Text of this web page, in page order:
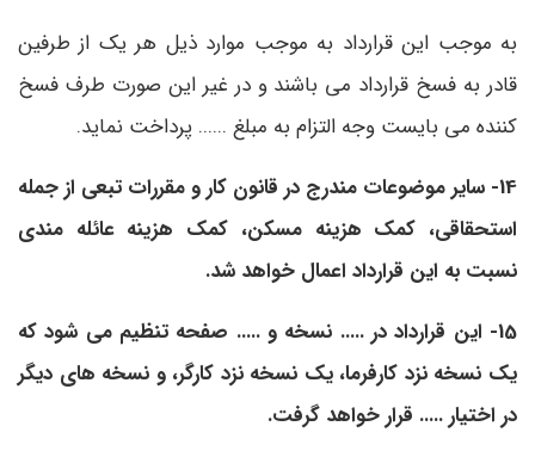
به موجب این قرارداد به موجب موارد ذیل هر یک از طرفین
قادر به فسخ قرارداد می باشند و در غیر این صورت طرف فسخ
کننده می بایست وجه التزام به مبلغ ...... پرداخت نماید.
14- سایر موضوعات مندرج در قانون کار و مقررات تبعی از جمله
استحقاقی، کمک هزینه مسکن، کمک هزینه عائله مندی
نسبت به این قرارداد اعمال خواهد شد.
15- این قرارداد در ..... نسخه و ..... صفحه تنظیم می شود که
یک نسخه نزد کارفرما، یک نسخه نزد کارگر، و نسخه های دیگر
در اختیار ..... قرار خواهد گرفت.